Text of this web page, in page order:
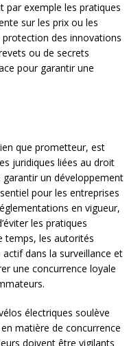
par exemple les pratiques
sur les prix ou les
des innovations
ou de secrets
pour garantir une
que prometteur, est
juridiques liées au droit
un développement
pour les entreprises
en vigueur,
les pratiques
temps, les autorités
dans la surveillance et
une concurrence loyale
électriques soulève
matière de concurrence
doivent être vigilants